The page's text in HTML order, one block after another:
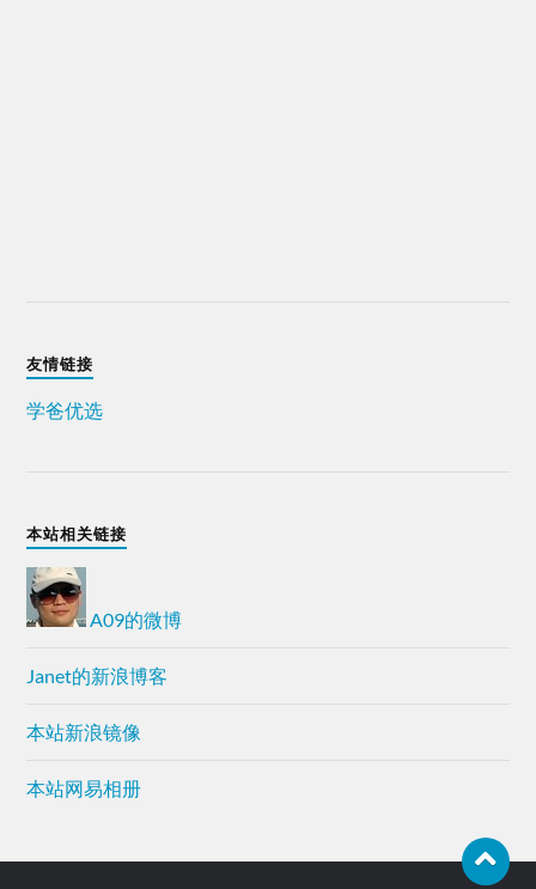
友情链接
学爸优选
本站相关链接
A09的微博
Janet的新浪博客
本站新浪镜像
本站网易相册